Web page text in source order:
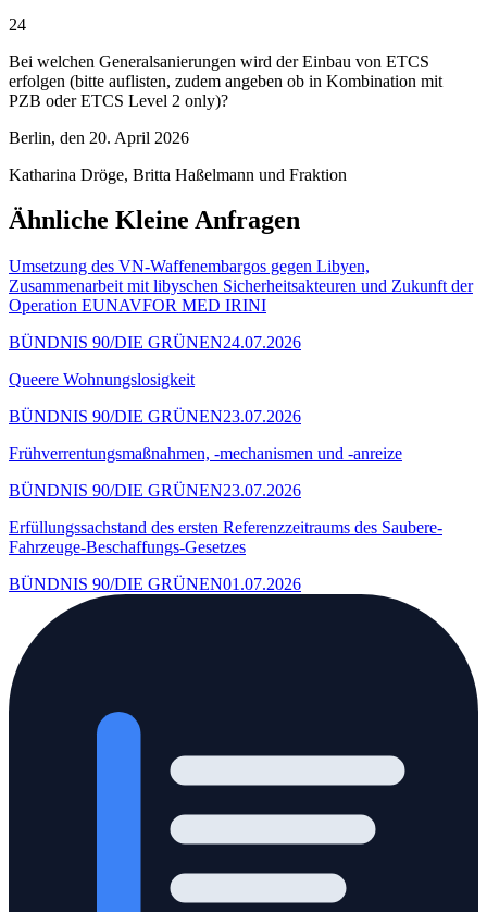
24
Bei welchen Generalsanierungen wird der Einbau von ETCS
erfolgen (bitte auflisten, zudem angeben ob in Kombination mit
PZB oder ETCS Level 2 only)?
Berlin, den 20. April 2026
Katharina Dröge, Britta Haßelmann und Fraktion
Ähnliche Kleine Anfragen
Umsetzung des VN-Waffenembargos gegen Libyen,
Zusammenarbeit mit libyschen Sicherheitsakteuren und Zukunft der
Operation EUNAVFOR MED IRINI
BÜNDNIS 90/DIE GRÜNEN24.07.2026
Queere Wohnungslosigkeit
BÜNDNIS 90/DIE GRÜNEN23.07.2026
Frühverrentungsmaßnahmen, -mechanismen und -anreize
BÜNDNIS 90/DIE GRÜNEN23.07.2026
Erfüllungssachstand des ersten Referenzzeitraums des Saubere-
Fahrzeuge-Beschaffungs-Gesetzes
BÜNDNIS 90/DIE GRÜNEN01.07.2026